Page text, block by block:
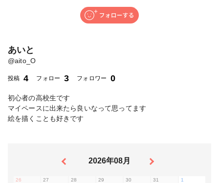
あいと
@aito_O
投稿 4 フォロー 3 フォロワー 0
初心者の高校生です
マイペースに出来たら良いなって思ってます
絵を描くことも好きです
2026年08月
26 27 28 29 30 31 1